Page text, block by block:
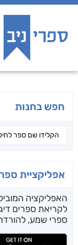
חפש בחנות
אפליקציית
האפליקציה
לקריאת ספרים
ספרי שמע,